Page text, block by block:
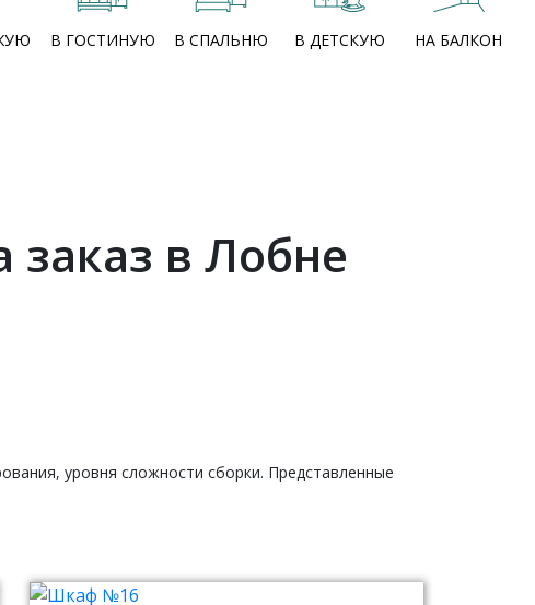
В ГОСТИНУЮ В СПАЛЬНЮ В ДЕТСКУЮ НА БАЛКОН
в Лобне
уровня сложности сборки. Представленные